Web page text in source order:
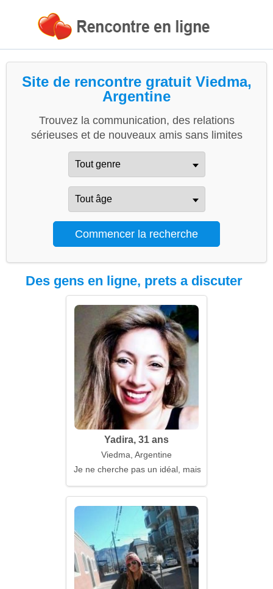
Site de rencontre gratuit Viedma,
Argentine
Trouvez la communication, des relations
sérieuses et de nouveaux amis sans limites
Des gens en ligne, prets a discuter
Yadira, 31 ans
Viedma, Argentine
Je ne cherche pas un idéal, mais le mien